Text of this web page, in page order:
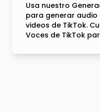
Usa nuestro
para generar audio
videos de TikTok.
Voces de TikTok